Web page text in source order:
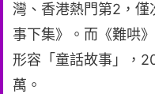
灣、香港熱門第2，僅
事下集》。而《難哄
形容「童話故事」，
萬。